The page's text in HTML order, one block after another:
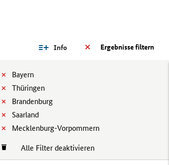
Ergebnisse filtern
Info
Bayern
Thüringen
Brandenburg
Saarland
Mecklenburg-Vorpommern
Alle Filter deaktivieren